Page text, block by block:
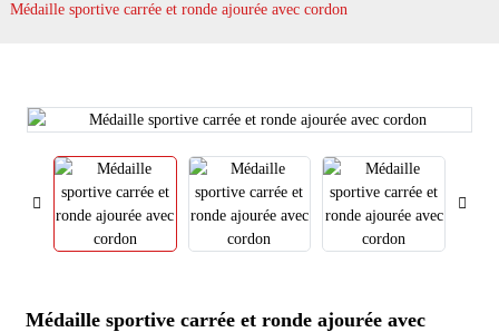
Médaille sportive carrée et ronde ajourée avec cordon
Médaille sportive carrée et ronde ajourée avec